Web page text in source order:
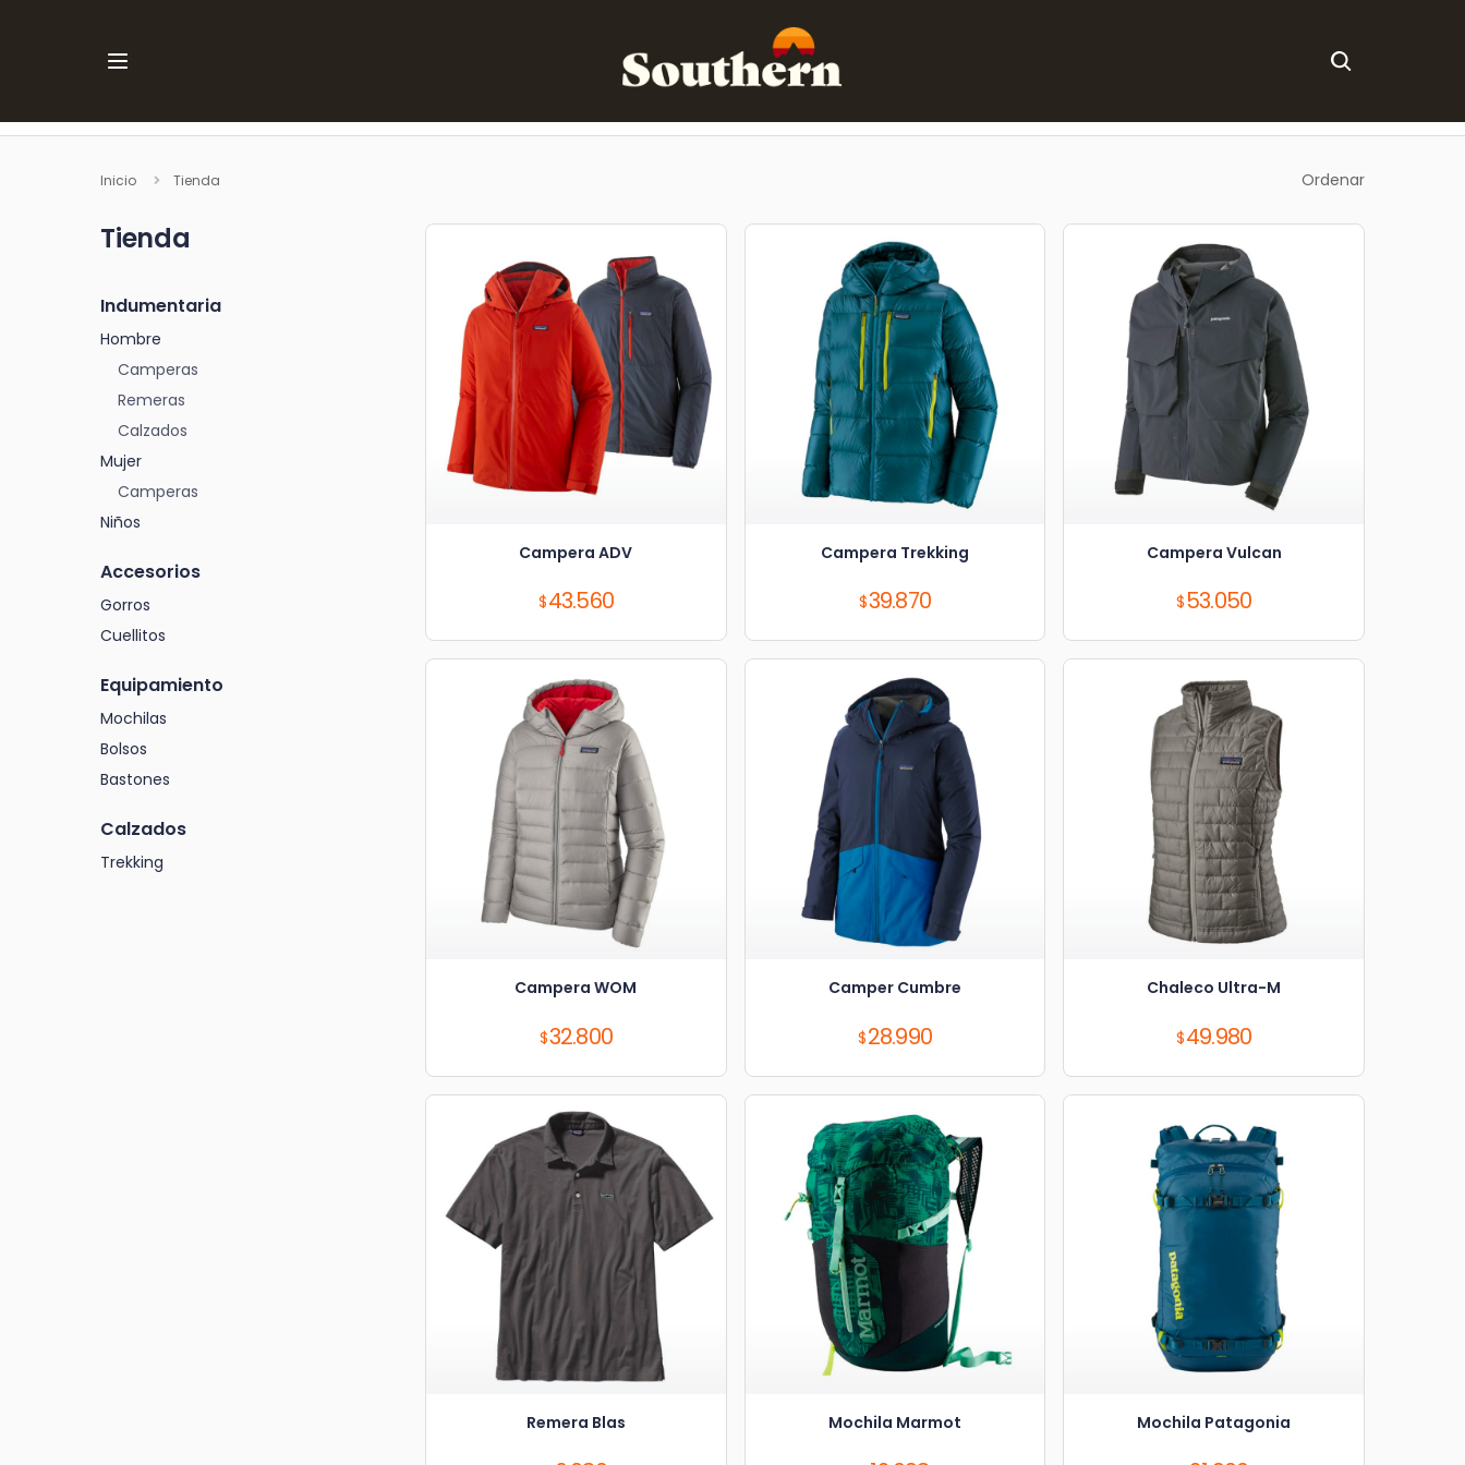
Inicio Tienda
Tienda
Indumentaria
Hombre
Camperas
Remeras
Calzados
Mujer
Camperas
Niños
Accesorios
Gorros
Cuellitos
Equipamiento
Mochilas
Bolsos
Bastones
Calzados
Trekking
Ordenar
Campera ADV
Precio:
43.560
Campera Trekking
Precio:
39.870
Campera Vulcan
Precio:
53.050
Campera WOM
Precio:
32.800
Camper Cumbre
Precio:
28.990
Chaleco Ultra-M
Precio:
49.980
Remera Blas Mochila Marmot Mochila Patagonia